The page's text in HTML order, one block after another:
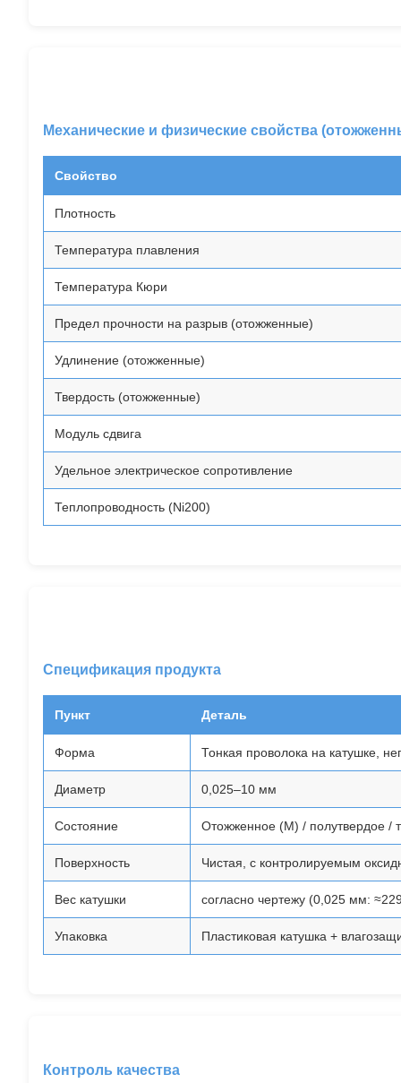
Механические и физические свойства
Свойство
Плотность
Температура плавления
Температура Кюри
Предел прочности на разрыв (отожженные)
Удлинение (отожженные)
Твердость (отожженные)
Модуль сдвига
Удельное электрическое сопротивление
Теплопроводность (Ni200)
Спецификация продукта
Пункт Деталь
Форма Тонкая проволока на катушке,
Диаметр 0,025–10 мм
Состояние Отожженное (M) / полутвердое /
Поверхность Чистая, с контролируемым
Вес катушки согласно чертежу (0,025 мм:
Упаковка Пластиковая катушка +
Контроль качества